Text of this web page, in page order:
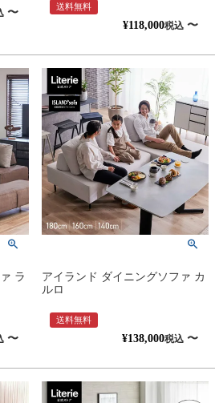
〜 送料無料
¥118,000税込 〜
ラ
〜
アイランド ダイニングソファ カ
ルロ
送料無料
¥138,000税込 〜